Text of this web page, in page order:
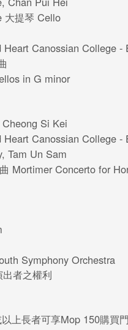
大提琴 Cello
Heart Canossian College -
in G minor
Si Kei
Heart Canossian College -
Tam Un Sam
Mortimer Concerto for
Symphony Orchestra
者之權利
上長者可享Mop 150購買